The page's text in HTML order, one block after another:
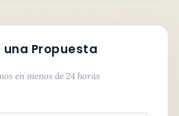
una Propuesta
en menos de 24 horas